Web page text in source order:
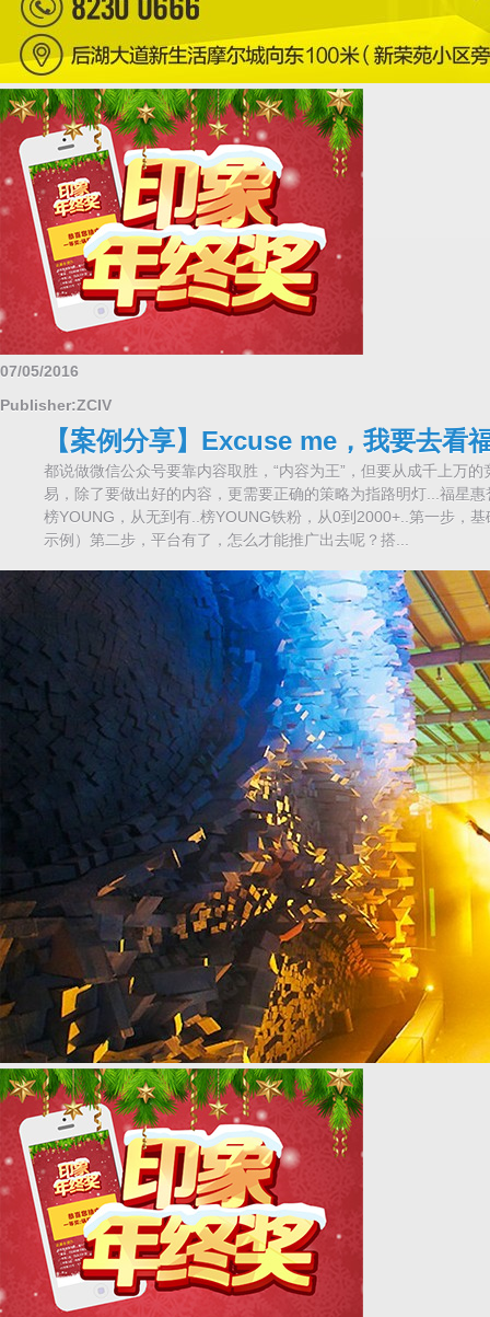
07/05/2016
Publisher:ZCIV
【案例分享】Excuse me，我要去看
都说做微信公众号要靠内容取胜，“内容为王”，但要从成千上万
易，除了要做出好的内容，更需要正确的策略为指路明灯...福星
榜YOUNG，从无到有..榜YOUNG铁粉，从0到2000+..第一步，
示例）第二步，平台有了，怎么才能推广出去呢？搭...